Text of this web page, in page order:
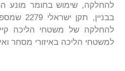
להחלקה, שימוש בחומר מונע
בבניין,
להחלקה של משטחי הליכה
למשטחי הליכה באיזורי מסחר